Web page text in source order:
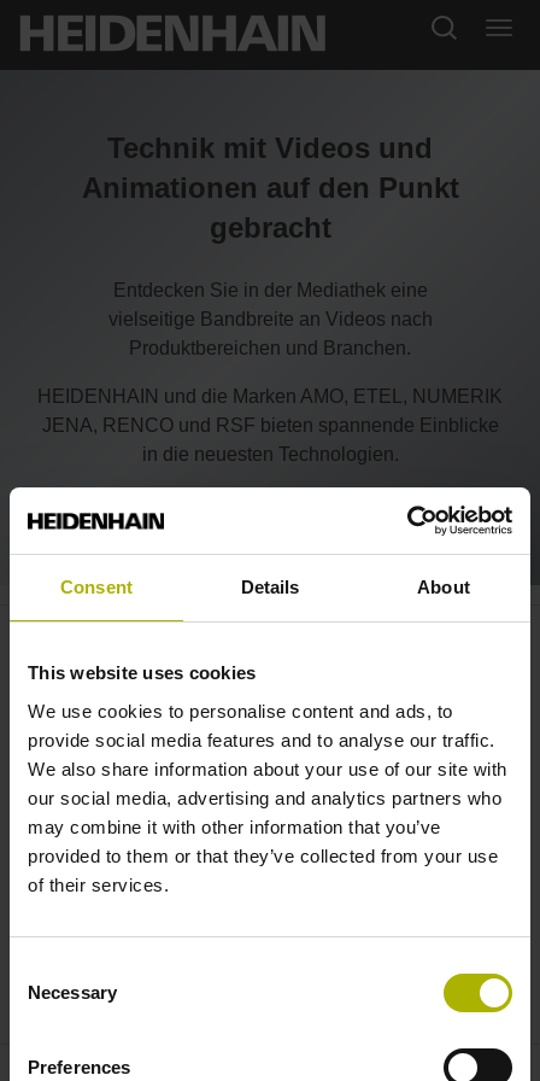
Consent Details About
This website uses cookies
We use cookies to personalise content and ads, to
provide social media features and to analyse our traffic.
We also share information about your use of our site with
our social media, advertising and analytics partners who
may combine it with other information that you’ve
provided to them or that they’ve collected from your use
of their services.
Selection
Necessary
Preferences
Technik mit Videos und
Animationen auf den Punkt
gebracht
Entdecken Sie in der Mediathek eine
vielseitige Bandbreite an Videos nach
Produktbereichen und Branchen.
HEIDENHAIN und die Marken AMO, ETEL, NUMERIK
JENA, RENCO und RSF bieten spannende Einblicke
in die neuesten Technologien.
TNC 640: Stanzwerkzeuge &
Matrizen für Composites
schleifen | HEIDENHAIN